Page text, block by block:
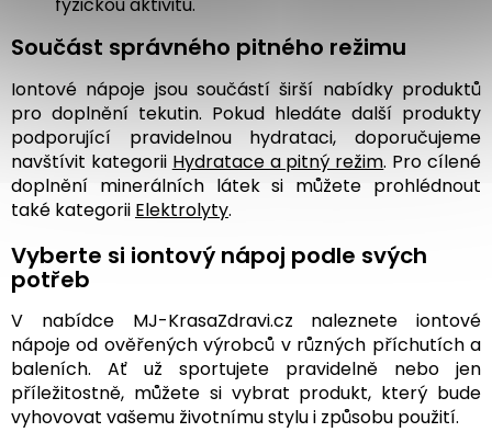
fyzickou aktivitu.
Součást správného pitného režimu
Iontové nápoje jsou součástí širší nabídky produktů
pro doplnění tekutin. Pokud hledáte další produkty
podporující pravidelnou hydrataci, doporučujeme
navštívit kategorii Hydratace a pitný režim. Pro cílené
doplnění minerálních látek si můžete prohlédnout
také kategorii Elektrolyty.
Vyberte si iontový nápoj podle svých
potřeb
V nabídce MJ-KrasaZdravi.cz naleznete iontové
nápoje od ověřených výrobců v různých příchutích a
baleních. Ať už sportujete pravidelně nebo jen
příležitostně, můžete si vybrat produkt, který bude
vyhovovat vašemu životnímu stylu i způsobu použití.